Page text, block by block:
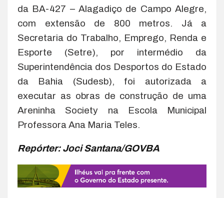
da BA-427 – Alagadiço de Campo Alegre,
com extensão de 800 metros. Já a
Secretaria do Trabalho, Emprego, Renda e
Esporte (Setre), por intermédio da
Superintendência dos Desportos do Estado
da Bahia (Sudesb), foi autorizada a
executar as obras de construção de uma
Areninha Society na Escola Municipal
Professora Ana Maria Teles.
Repórter: Joci Santana/GOVBA